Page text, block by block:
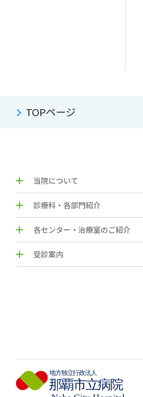
TOPページ
当院について
診療科・各部門紹介
各センター・治療室のご紹介
受診案内